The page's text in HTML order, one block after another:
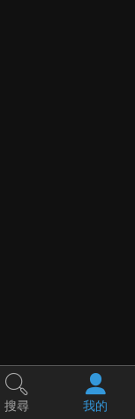
搜尋 我的